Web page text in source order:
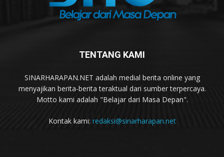
TENTANG KAMI
SINARHARAPAN.NET adalah medial berita online yang
menyajikan berita-berita teraktual dari sumber terpercaya.
Motto kami adalah "Belajar dari Masa Depan".
Kontak kami: redaksi@sinarharapan.net